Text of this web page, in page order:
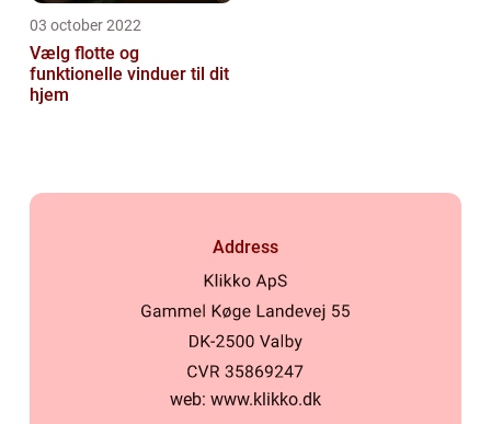
03 october 2022
Vælg flotte og
funktionelle vinduer til dit
hjem
Address
web: www.klikko.dk